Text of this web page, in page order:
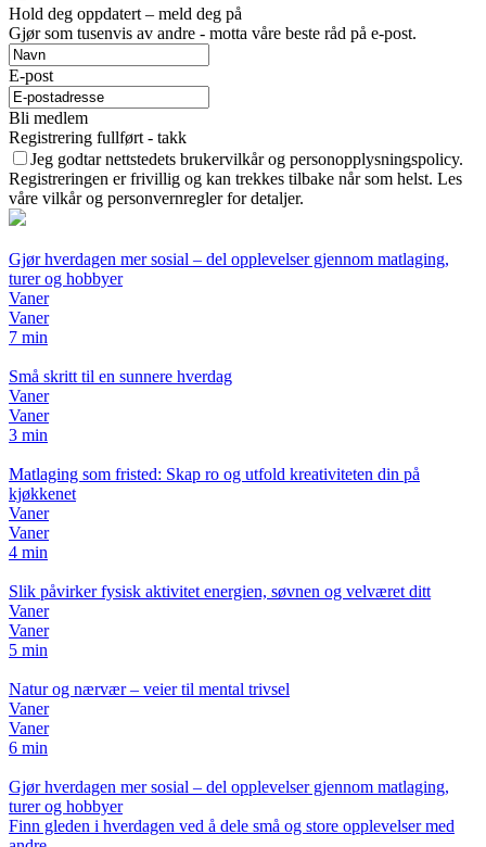
Hold deg oppdatert – meld deg på
Gjør som tusenvis av andre - motta våre beste råd på e-post.
E-post
Bli medlem
Registrering fullført - takk
Jeg godtar nettstedets brukervilkår og personopplysningspolicy.
Registreringen er frivillig og kan trekkes tilbake når som helst. Les
våre vilkår og personvernregler for detaljer.
Gjør hverdagen mer sosial – del opplevelser gjennom matlaging,
turer og hobbyer
Vaner
Vaner
7 min
Små skritt til en sunnere hverdag
Vaner
Vaner
3 min
Matlaging som fristed: Skap ro og utfold kreativiteten din på
kjøkkenet
Vaner
Vaner
4 min
Slik påvirker fysisk aktivitet energien, søvnen og velværet ditt
Vaner
Vaner
5 min
Natur og nærvær – veier til mental trivsel
Vaner
Vaner
6 min
Gjør hverdagen mer sosial – del opplevelser gjennom matlaging,
turer og hobbyer
Finn gleden i hverdagen ved å dele små og store opplevelser med